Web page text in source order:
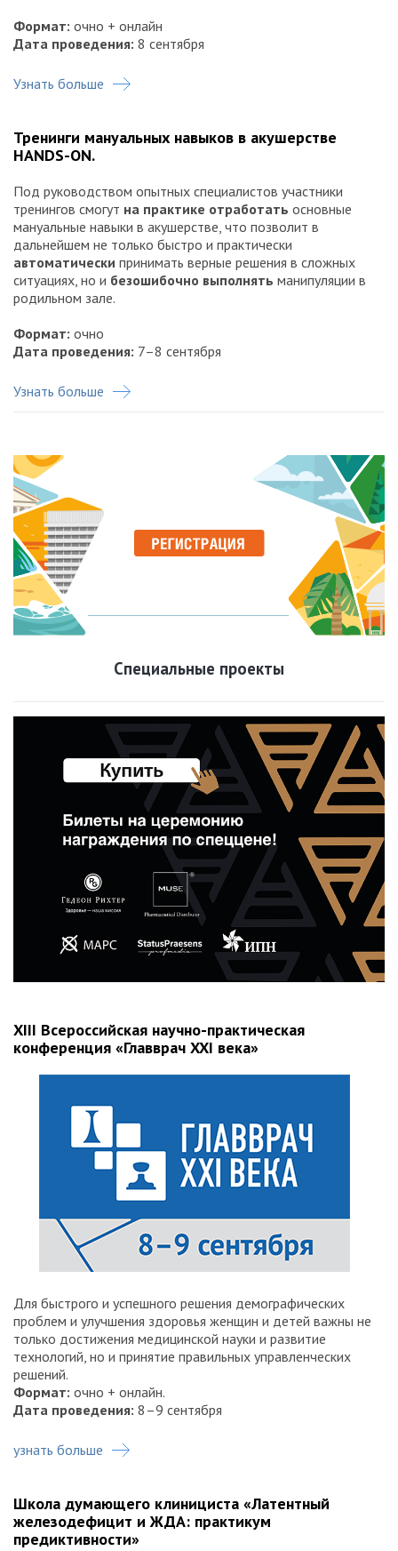
Формат: очно + онлайн
Дата проведения: 8 сентября
Узнать больше
Тренинги мануальных навыков в акушерстве
HANDS-ON.
Под руководством опытных специалистов участники
тренингов смогут на практике отработать основные
мануальные навыки в акушерстве, что позволит в
дальнейшем не только быстро и практически
автоматически принимать верные решения в сложных
ситуациях, но и безошибочно выполнять манипуляции в
родильном зале.
Формат: очно
Дата проведения: 7–8 сентября
Узнать больше
Специальные проекты
ХIII Всероссийская научно-практическая
конференция «Главврач XXI века»
Для быстрого и успешного решения демографических
проблем и улучшения здоровья женщин и детей важны не
только достижения медицинской науки и развитие
технологий, но и принятие правильных управленческих
решений.
Формат: очно + онлайн.
Дата проведения: 8–9 сентября
узнать больше
Школа думающего клинициста «Латентный
железодефицит и ЖДА: практикум
предиктивности»